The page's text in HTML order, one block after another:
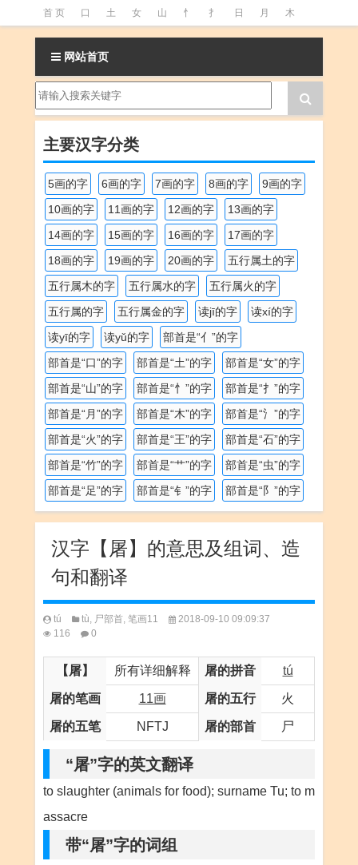
首 页 口 土 女 山 忄 扌 日 月 木
氵 火 王 石 竹 糹 艹 虫 言 足
阝 魚
网站首页
主要汉字分类
5画的字 6画的字 7画的字 8画的字
9画的字
10画的字
11画的字 12画的字
13画的字
14画的字
15画的字 16画的字
17画的字
18画的字
19画的字 20画的字
五行属土的字
五行属木的字
五行属水的字
五行属火的字
五行属的字
五行属金的字 读jī的字
读xí的字
读yī的字
读yǔ的字
部首是“亻”的字
部首是“口”的字
部首是“土”的字
部首是“女”的字
部首是“山”的字
部首是“忄”的字
部首是“扌”的字
部首是“月”的字
部首是“木”的字
部首是“氵”的字
部首是“火”的字
部首是“王”的字
部首是“石”的字
部首是“竹”的字
部首是“艹”的字
部首是“虫”的字
部首是“足”的字
部首是“钅”的字 部首是“阝”的字
汉字【屠】的意思及组词、造
句和翻译
tú tù, 尸部首, 笔画11
2018-09-10 09:09:37
116
0
【屠】 所有详细解释 屠的拼音 tú
屠的笔画 11画 屠的五行 火
屠的五笔 NFTJ 屠的部首 尸
“屠”字的英文翻译
to slaughter (animals for food); surname Tu; to m
assacre
带“屠”字的词组